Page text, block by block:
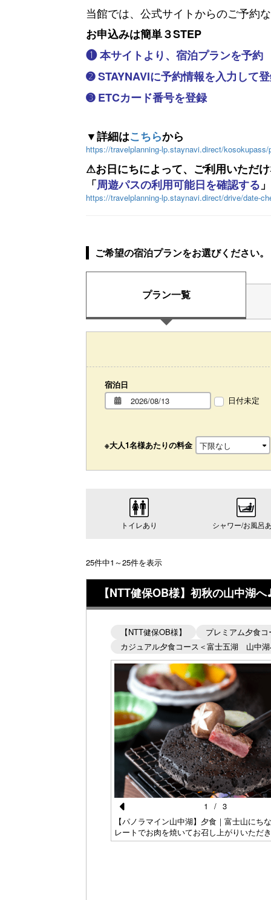
当館では、公式サイトからのご予約
お申込みは簡単３STEP
❶ 本サイトより、宿泊プランを予約
➋ STAYNAVIに予約情報を入力して
➌ ETCカード番号を登録
▼詳細はこちらから
https://travelplanning-lp.staynavi.direct/
⚠お日にちによって、ご利用いただ
「周遊パスの利用可能日を確認する
https://travelplanning-lp.staynavi.direct/drive/date-
ご希望の宿泊プランをお選びください。
プラン一覧
宿泊日
日付未定
※大人1名様あたりの料金
トイレあり シャワー/お風呂
25件中1～25件を表示
【NTT健保OB様】初秋の山中湖
【NTT健保OB様】
プレミアム夕食
カジュアル夕食コース＜富士五湖 山中
Pr
e
【パノラマイン山中湖】夕食｜富士山にち
レートでお肉を焼いてお召し上がりいただ
1 / 3